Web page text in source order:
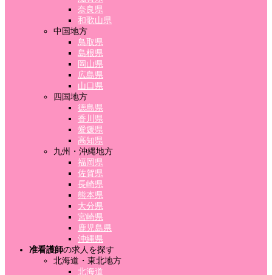
奈良県
和歌山県
中国地方
鳥取県
島根県
岡山県
広島県
山口県
四国地方
徳島県
香川県
愛媛県
高知県
九州・沖縄地方
福岡県
佐賀県
長崎県
熊本県
大分県
宮崎県
鹿児島県
沖縄県
准看護師の求人を探す
北海道・東北地方
北海道